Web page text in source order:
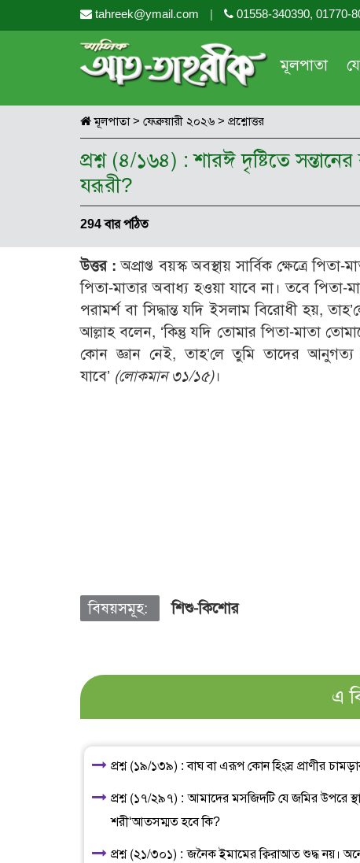
tahreek@ymail.com | 01558-340390, 01770-
মূলপাতা
মূলপাতা> ফেব্রুয়ারী ২০২৬ > প্রশ্নোত্তর
প্রশ্ন (৪/১৬৪) : শারঈ দৃষ্টিতে
যরূরী?
294 বার পঠিত
উত্তর :অপ্রাপ্ত বয়স্ক অবস্থায় সার্বিক ক্ষেত্রে
পিতা-মাতার অবাধ্য হওয়া যাবে না। তবে পিতা-
পরামর্শ বা সিদ্ধান্ত যদি ইসলাম বিরোধী হয়,
আল্লাহ বলেন, ‘কিন্তু যদি তোমার পিতা-মাতা
কোন জ্ঞান নেই, তাহ’লে তুমি তাদের আনুগত্য
যাবে’ (লোকমান ৩১/১৫)।
বিষয়সমূহ: শিশু-কিশোর
এ
প্রশ্ন (১৯/১৩৯) : বাঘ বা এরূপ কোন হিংস্র প্রাণীর
প্রশ্ন (১৭/২৯৭) : আমাদের মসজিদটি যে জমির উপরে
শরী‘আতসম্মত হবে কি?
প্রশ্ন (২১/৩০১) : জনৈক ইমামের ক্বিরাআত শুদ্ধ নয়।